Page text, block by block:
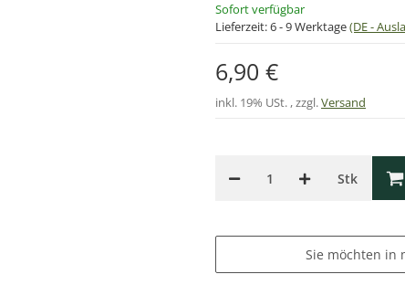
Sofort verfügbar
Lieferzeit:6 - 9 Werktage(DE -
6,90 €
inkl. 19% USt. , zzgl.Versand
Stk
Sie möchten in